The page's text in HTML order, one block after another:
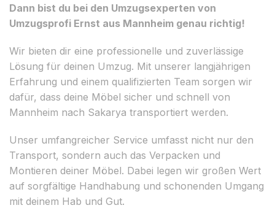
Dann bist du bei den Umzugsexperten von
Umzugsprofi Ernst aus Mannheim genau richtig!
Wir bieten dir eine professionelle und zuverlässige
Lösung für deinen Umzug. Mit unserer langjährigen
Erfahrung und einem qualifizierten Team sorgen wir
dafür, dass deine Möbel sicher und schnell von
Mannheim nach Sakarya transportiert werden.
Unser umfangreicher Service umfasst nicht nur den
Transport, sondern auch das Verpacken und
Montieren deiner Möbel. Dabei legen wir großen Wert
auf sorgfältige Handhabung und schonenden Umgang
mit deinem Hab und Gut.